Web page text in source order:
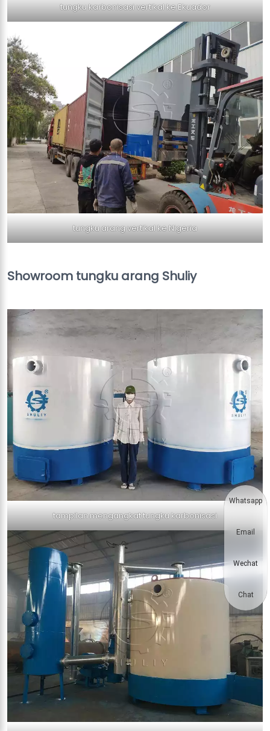
tungku karbonisasi vertikal ke Ekuador
tungku arang vertikal ke Nigeria
Showroom tungku arang Shuliy
tampilan mengangkat tungku karbonisasi
Whatsapp
Email
Wechat
Chat